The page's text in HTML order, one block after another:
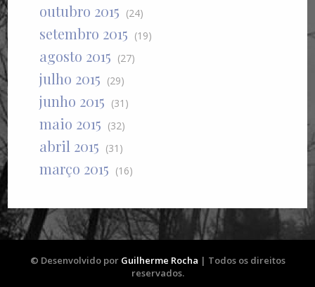
outubro 2015 (24)
setembro 2015 (19)
agosto 2015 (27)
julho 2015 (29)
junho 2015 (31)
maio 2015 (32)
abril 2015 (31)
março 2015 (16)
© Desenvolvido por Guilherme Rocha | Todos os direitos
reservados.